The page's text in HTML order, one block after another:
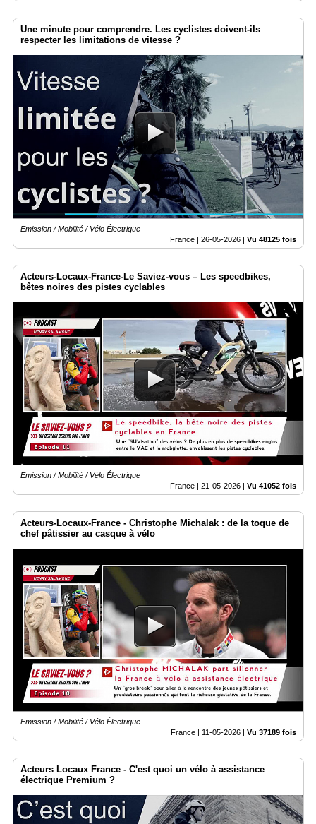
Une minute pour comprendre. Les cyclistes doivent-ils
respecter les limitations de vitesse ?
Emission / Mobilité / Vélo Électrique
France | 26-05-2026 | Vu 48125 fois
Acteurs-Locaux-France-Le Saviez-vous – Les speedbikes,
bêtes noires des pistes cyclables
Emission / Mobilité / Vélo Électrique
France | 21-05-2026 | Vu 41052 fois
Acteurs-Locaux-France - Christophe Michalak : de la toque de
chef pâtissier au casque à vélo
Emission / Mobilité / Vélo Électrique
France | 11-05-2026 Vu 37189 fois
Acteurs Locaux France - C'est quoi un vélo à assistance
électrique Premium ?